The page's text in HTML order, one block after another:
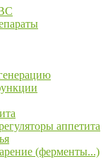
аппетита
(ферменты...)